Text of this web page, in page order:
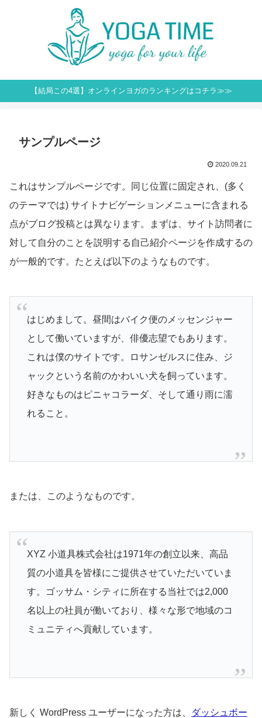
【結局この4選】オンラインヨガのランキングはコチラ≫≫
サンプルページ
2020.09.21
これはサンプルページです。同じ位置に固定され、(多く
のテーマでは) サイトナビゲーションメニューに含まれる
点がブログ投稿とは異なります。まずは、サイト訪問者に
対して自分のことを説明する自己紹介ページを作成するの
が一般的です。たとえば以下のようなものです。
はじめまして。昼間はバイク便のメッセンジャー
として働いていますが、俳優志望でもあります。
これは僕のサイトです。ロサンゼルスに住み、ジ
ャックという名前のかわいい犬を飼っています。
好きなものはピニャコラーダ、そして通り雨に濡
れること。
または、このようなものです。
XYZ 小道具株式会社は1971年の創立以来、高品
質の小道具を皆様にご提供させていただいていま
す。ゴッサム・シティに所在する当社では2,000
名以上の社員が働いており、様々な形で地域のコ
ミュニティへ貢献しています。
新しく WordPress ユーザーになった方は、
ダッシュボー